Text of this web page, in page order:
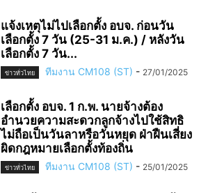
แจ้งเหตุไม่ไปเลือกตั้ง อบจ. ก่อนวัน
เลือกตั้ง 7 วัน (25-31 ม.ค.) / หลังวัน
เลือกตั้ง 7 วัน...
ข่าวทั่วไทย ทีมงาน CM108 (ST) - 27/01/2025
เลือกตั้ง อบจ. 1 ก.พ. นายจ้างต้อง
อำนวยความสะดวกลูกจ้างไปใช้สิทธิ
ไม่ถือเป็นวันลาหรือวันหยุด ฝ่าฝืนเสี่ยง
ผิดกฎหมายเลือกตั้งท้องถิ่น
ข่าวทั่วไทย ทีมงาน CM108 (ST) - 25/01/2025